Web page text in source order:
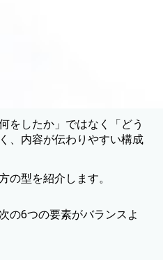
をしたか」ではなく「どう
、内容が伝わりやすい構成
の型を紹介します。
の6つの要素がバランスよ